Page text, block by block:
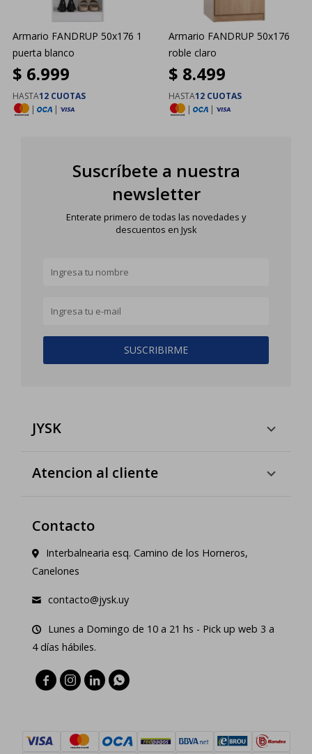
Armario FANDRUP 50x176 1
puerta blanco
$ 6.999
HASTA12 CUOTAS
|
|
Armario FANDRUP 50x176
roble claro
$ 8.499
HASTA12 CUOTAS
|
|
Suscríbete a nuestra
newsletter
Enterate primero de todas las novedades y
descuentos en Jysk
SUSCRIBIRME
JYSK
Atencion al cliente
Contacto
Interbalnearia esq. Camino de los Horneros,
Canelones
contacto@jysk.uy
Lunes a Domingo de 10 a 21 hs - Pick up web 3 a
4 días hábiles.
   